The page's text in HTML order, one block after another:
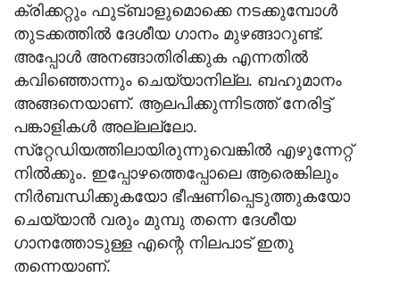
ക്രിക്കറ്റും ഫുട്ബാളുമൊക്കെ നടക്കുമ്പോള്‍
തുടക്കത്തില്‍ ദേശീയ ഗാനം മുഴങ്ങാറുണ്ട്.
അപ്പോള്‍ അനങ്ങാതിരിക്കുക എന്നതില്‍
കവിഞ്ഞൊന്നും ചെയ്യാനില്ല. ബഹുമാനം
അങ്ങനെയാണ്. ആലപിക്കുന്നിടത്ത് നേരിട്ട്
പങ്കാളികള്‍ അല്ലല്ലോ.
സ്‌റ്റേഡിയത്തിലായിരുന്നുവെങ്കില്‍ എഴുന്നേറ്റ്
നില്‍ക്കും. ഇപ്പോഴത്തെപ്പോലെ ആരെങ്കിലും
നിര്‍ബന്ധിക്കുകയോ ഭീഷണിപ്പെടുത്തുകയോ
ചെയ്യാന്‍ വരും മുമ്പു തന്നെ ദേശീയ
ഗാനത്തോടുള്ള എന്റെ നിലപാട് ഇതു
തന്നെയാണ്.